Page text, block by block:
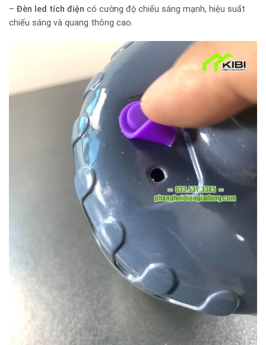
– Đèn led tích điện có cường độ chiếu sáng mạnh, hiệu suất
chiếu sáng và quang thông cao.